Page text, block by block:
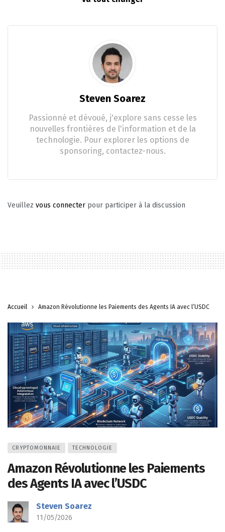
Steven Soarez
Passionné et dévoué, j'explore sans cesse les
nouvelles frontières de l'information et de la
technologie. Pour explorer les options de
sponsoring, contactez-nous.
Veuillez vous connecter pour participer à la discussion
Accueil Amazon Révolutionne les Paiements des Agents IA avec l’USDC
CRYPTOMONNAIE TECHNOLOGIE
Amazon Révolutionne les Paiements
des Agents IA avec l’USDC
Steven Soarez
11/05/2026